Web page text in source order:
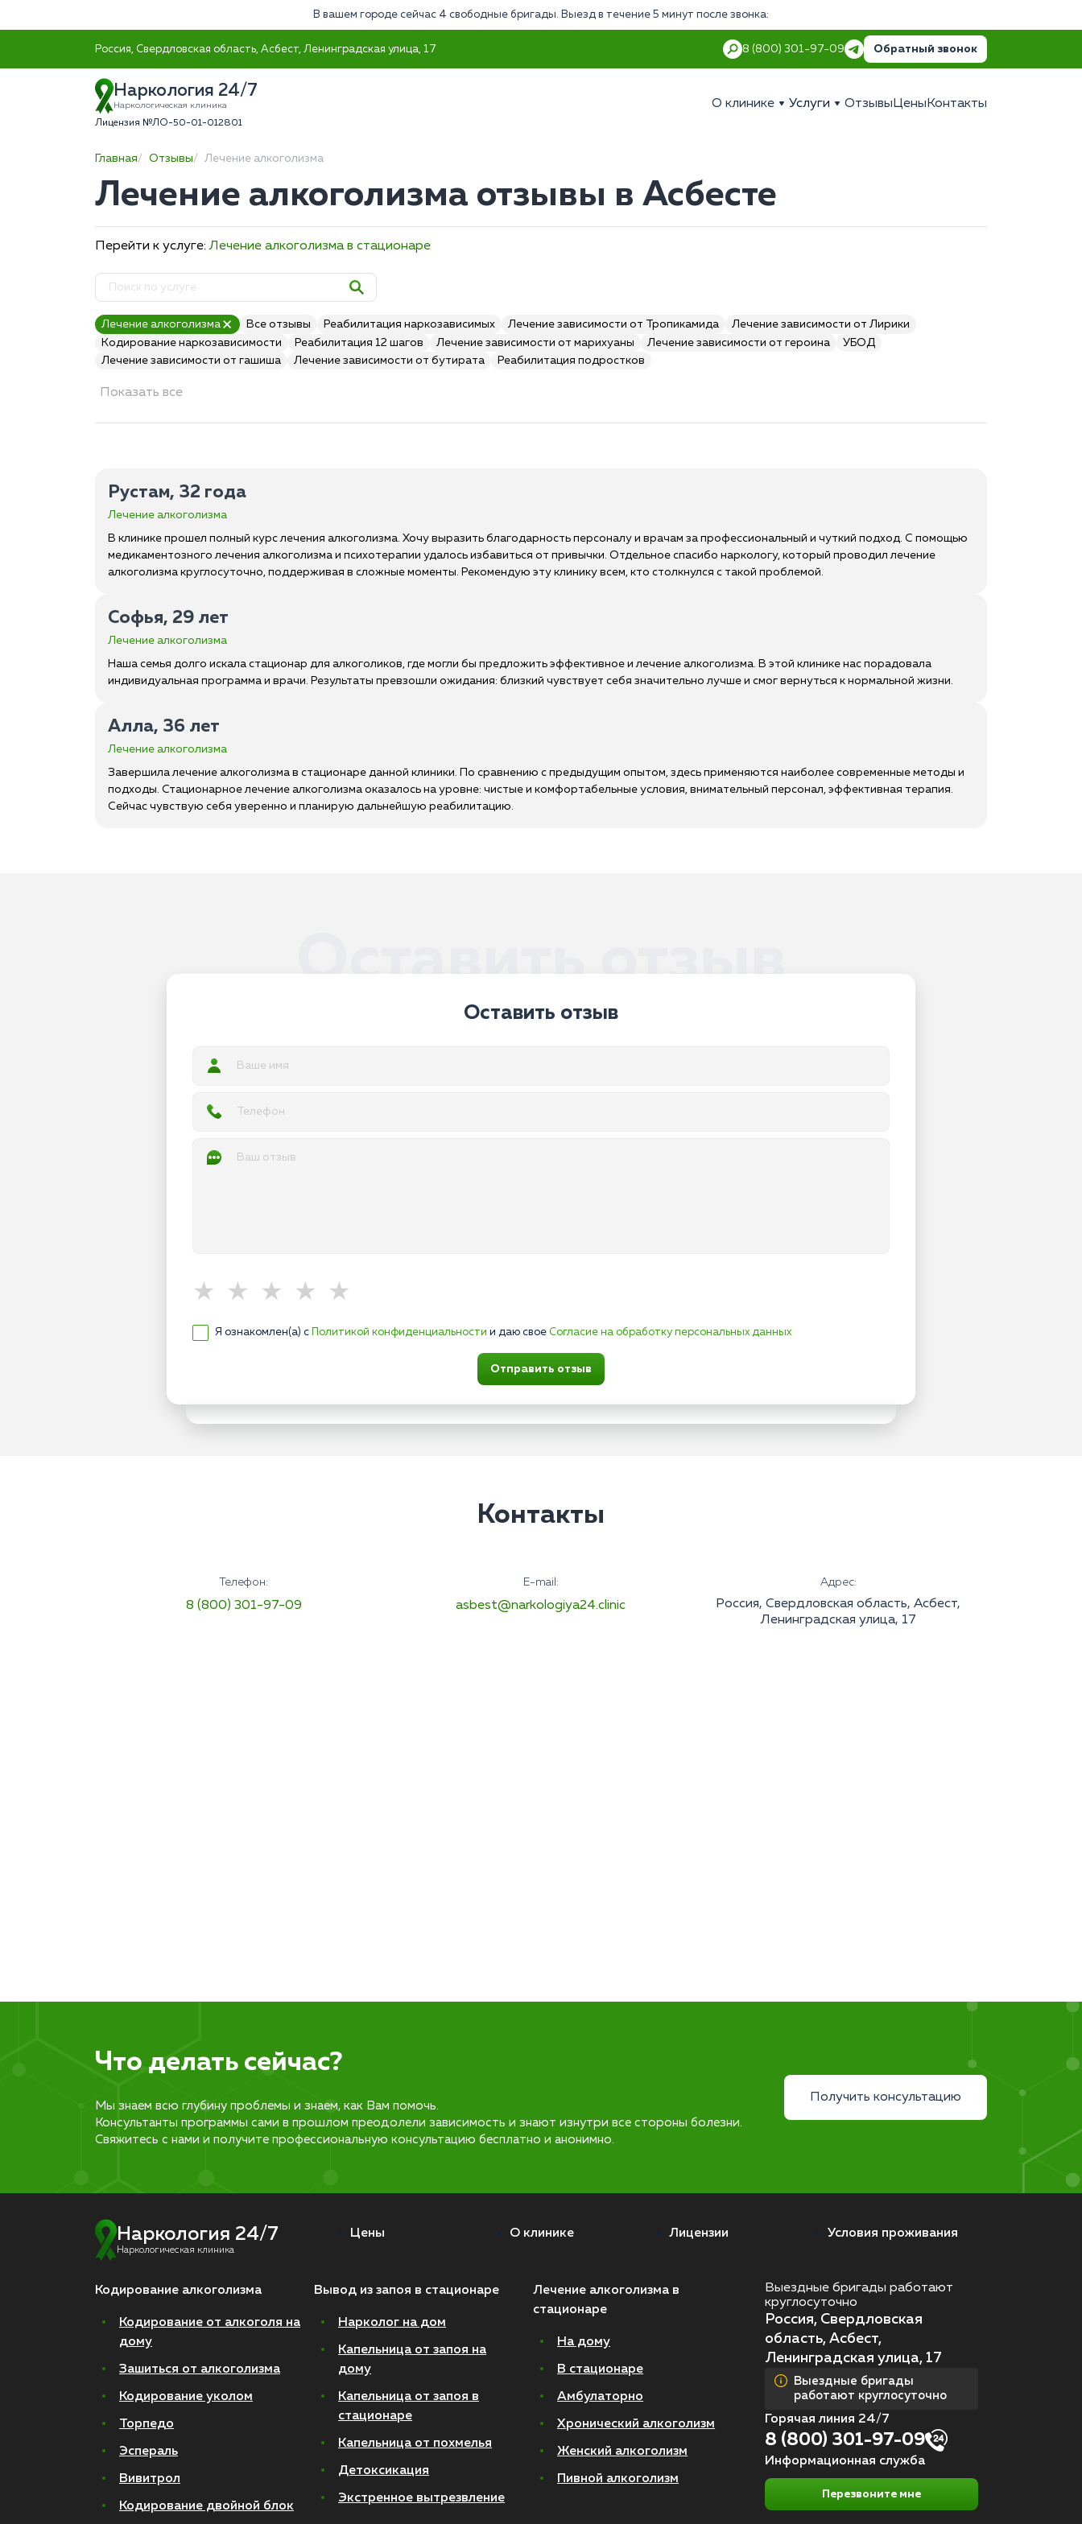
В вашем городе сейчас 4 свободные бригады. Выезд в течение 5 минут после звонка:
Россия, Свердловская область, Асбест, Ленинградская улица, 17 8 (800) 301-97-09 Обратный звонок
Наркология 24/7
Наркологическая клиника
Лицензия №ЛО-50-01-012801
О клинике Услуги Отзывы Цены Контакты
Главная Отзывы Лечение алкоголизма
Лечение алкоголизма отзывы в Асбесте
Перейти к услуге:Лечение алкоголизма в стационаре
Лечение алкоголизма Все отзывы Реабилитация наркозависимых Лечение зависимости от Тропикамида
Лечение зависимости от Лирики
Кодирование наркозависимости
Реабилитация 12 шагов Лечение зависимости от марихуаны Лечение зависимости от героина
УБОД
Лечение зависимости от гашиша
Лечение зависимости от бутирата Реабилитация подростков
Показать все
Рустам, 32 года
Лечение алкоголизма
В клинике прошел полный курс лечения алкоголизма. Хочу выразить благодарность персоналу и врачам за профессиональный и чуткий подход. С помощью
медикаментозного лечения алкоголизма и психотерапии удалось избавиться от привычки. Отдельное спасибо наркологу, который проводил лечение
алкоголизма круглосуточно, поддерживая в сложные моменты. Рекомендую эту клинику всем, кто столкнулся с такой проблемой.
Софья, 29 лет
Лечение алкоголизма
Наша семья долго искала стационар для алкоголиков, где могли бы предложить эффективное и лечение алкоголизма. В этой клинике нас порадовала
индивидуальная программа и врачи. Результаты превзошли ожидания: близкий чувствует себя значительно лучше и смог вернуться к нормальной жизни.
Алла, 36 лет
Лечение алкоголизма
Завершила лечение алкоголизма в стационаре данной клиники. По сравнению с предыдущим опытом, здесь применяются наиболее современные методы и
подходы. Стационарное лечение алкоголизма оказалось на уровне: чистые и комфортабельные условия, внимательный персонал, эффективная терапия.
Сейчас чувствую себя уверенно и планирую дальнейшую реабилитацию.
Оставить отзыв
Оставить отзыв
Я ознакомлен(а) с Политикой конфиденциальности и даю свое Согласие на обработку персональных данных
Отправить отзыв
Контакты
Телефон:
8 (800) 301-97-09
E-mail:
asbest@narkologiya24.clinic
Адрес:
Россия, Свердловская область, Асбест,
Ленинградская улица, 17
Что делать сейчас?
Мы знаем всю глубину проблемы и знаем, как Вам помочь.
Консультанты программы сами в прошлом преодолели зависимость и знают изнутри все стороны болезни.
Свяжитесь с нами и получите профессиональную консультацию бесплатно и анонимно.
Получить консультацию
Наркология 24/7
Наркологическая клиника
Цены О клинике Лицензии Условия проживания
Кодирование алкоголизма
Кодирование от алкоголя на
дому
Зашиться от алкоголизма
Кодирование уколом
Торпедо
Эспераль
Вивитрол
Кодирование двойной блок
Вывод из запоя в стационаре
Нарколог на дом
Капельница от запоя на
дому
Капельница от запоя в
стационаре
Капельница от похмелья
Детоксикация
Экстренное вытрезвление
Лечение алкоголизма в
стационаре
На дому
В стационаре
Амбулаторно
Хронический алкоголизм
Женский алкоголизм
Пивной алкоголизм
Выездные бригады работают
круглосуточно
Россия, Свердловская
область, Асбест,
Ленинградская улица, 17
Выездные бригады
работают круглосуточно
Горячая линия 24/7
8 (800) 301-97-09
Информационная служба
Перезвоните мне